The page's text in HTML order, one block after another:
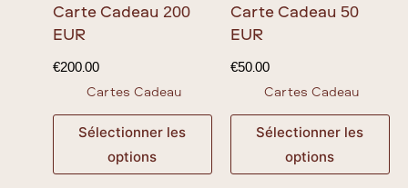
Carte Cadeau 200
EUR
€200.00
Cartes Cadeau
Sélectionner les
options
Carte Cadeau 50
EUR
€50.00
Cartes Cadeau
Sélectionner les
options